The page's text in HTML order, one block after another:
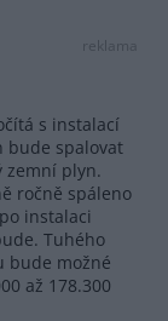
reklama
s instalací
bude spalovat
plyn.
ročně spáleno
instalaci
Tuhého
bude možné
až 178.300